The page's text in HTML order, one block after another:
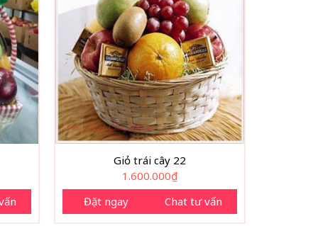
Giỏ trái cây 22
1.600.000₫
Đặt ngay
Chat tư vấn